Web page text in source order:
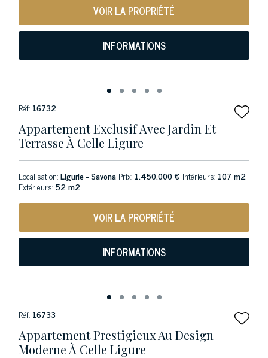
VOIR LA PROPRIÉTÉ
INFORMATIONS
Réf: 16732
Appartement Exclusif Avec Jardin Et
Terrasse À Celle Ligure
Localisation:Ligurie - Savona Prix: 1.450.000 € Intérieurs: 107 m2
Extérieurs:52 m2
VOIR LA PROPRIÉTÉ
INFORMATIONS
Réf: 16733
Appartement Prestigieux Au Design
Moderne À Celle Ligure